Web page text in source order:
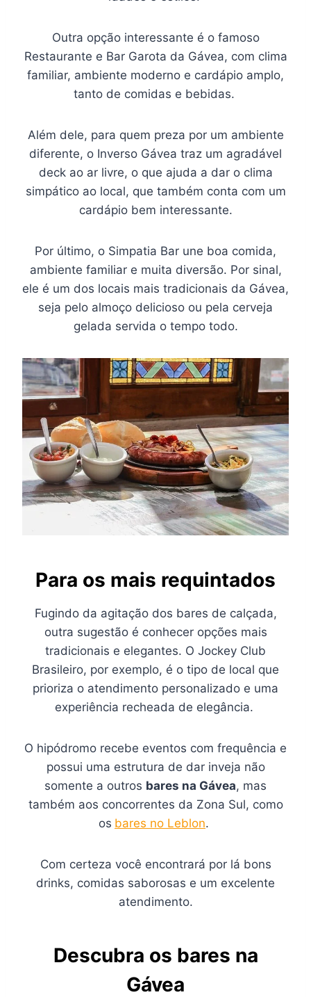
Outra opção interessante é o famoso
Restaurante e Bar Garota da Gávea, com clima
familiar, ambiente moderno e cardápio amplo,
tanto de comidas e bebidas.
Além dele, para quem preza por um ambiente
diferente, o Inverso Gávea traz um agradável
deck ao ar livre, o que ajuda a dar o clima
simpático ao local, que também conta com um
cardápio bem interessante.
Por último, o Simpatia Bar une boa comida,
ambiente familiar e muita diversão. Por sinal,
ele é um dos locais mais tradicionais da Gávea,
seja pelo almoço delicioso ou pela cerveja
gelada servida o tempo todo.
Para os mais requintados
Fugindo da agitação dos bares de calçada,
outra sugestão é conhecer opções mais
tradicionais e elegantes. O Jockey Club
Brasileiro, por exemplo, é o tipo de local que
prioriza o atendimento personalizado e uma
experiência recheada de elegância.
O hipódromo recebe eventos com frequência e
possui uma estrutura de dar inveja não
somente a outros bares na Gávea, mas
também aos concorrentes da Zona Sul, como
os bares no Leblon.
Com certeza você encontrará por lá bons
drinks, comidas saborosas e um excelente
atendimento.
Descubra os bares na
Gávea